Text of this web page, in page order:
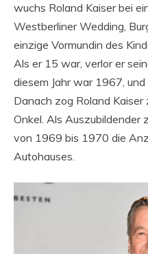
wuchs Roland Kaiser bei
Westberliner Wedding,
einzige Vormundin des
Als er 15 war, verlor er
diesem Jahr war 1967, und
Danach zog Roland
Onkel. Als Auszubildender
von 1969 bis 1970 die
Autohauses.